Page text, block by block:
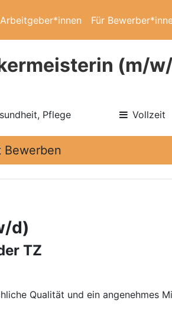
Für
(m/
Pflege Vollzeit
Bewerben
d)
TZ
Qualität und ein angenehmes